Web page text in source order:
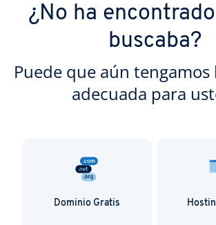
¿No ha
buscaba?
Puede que aún tengamos
adecuada para
Dominio Gratis